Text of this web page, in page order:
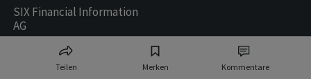
Teilen Merken Kommentare
SIX Financial Information
AG